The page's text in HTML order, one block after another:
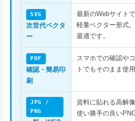
SVG
次世代ベクタ
ー
最新のWebサイト
軽量ベクター形式
最適です。
PDF
確認・簡易印
刷
スマホでの確認や
トでもそのまま使
JPG /
PNG
資料に貼れる高解
使い勝手の良い